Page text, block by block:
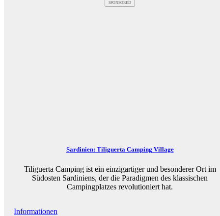
SPONSORED
Sardinien: Tiliguerta Camping Village
Tiliguerta Camping ist ein einzigartiger und besonderer Ort im
Südosten Sardiniens, der die Paradigmen des klassischen
Campingplatzes revolutioniert hat.
Informationen